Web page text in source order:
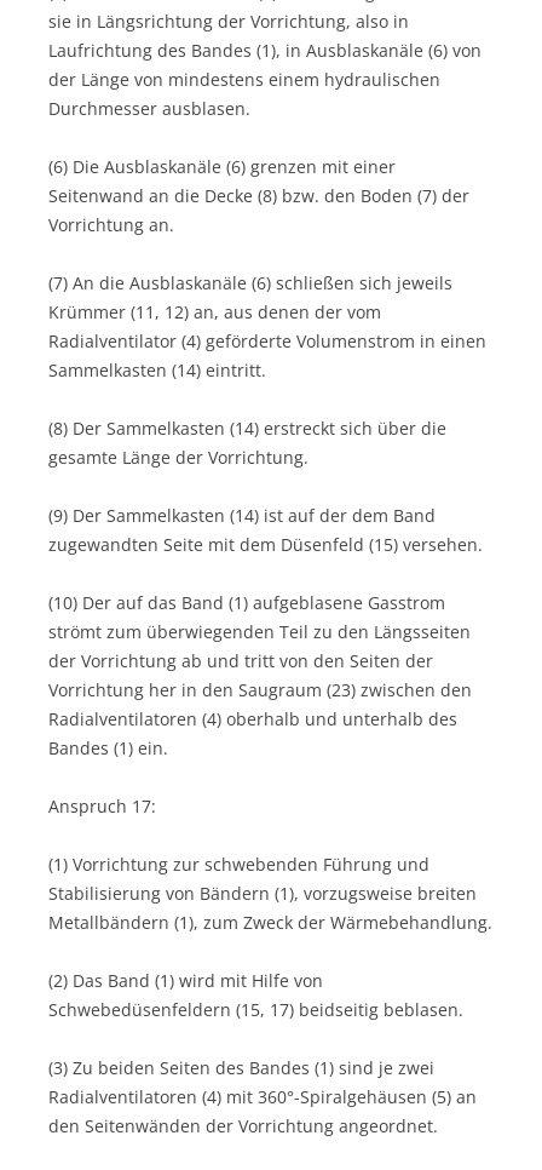
sie in Längsrichtung der Vorrichtung, also in
Laufrichtung des Bandes (1), in Ausblaskanäle (6) von
der Länge von mindestens einem hydraulischen
Durchmesser ausblasen.
(6) Die Ausblaskanäle (6) grenzen mit einer
Seitenwand an die Decke (8) bzw. den Boden (7) der
Vorrichtung an.
(7) An die Ausblaskanäle (6) schließen sich jeweils
Krümmer (11, 12) an, aus denen der vom
Radialventilator (4) geförderte Volumenstrom in einen
Sammelkasten (14) eintritt.
(8) Der Sammelkasten (14) erstreckt sich über die
gesamte Länge der Vorrichtung.
(9) Der Sammelkasten (14) ist auf der dem Band
zugewandten Seite mit dem Düsenfeld (15) versehen.
(10) Der auf das Band (1) aufgeblasene Gasstrom
strömt zum überwiegenden Teil zu den Längsseiten
der Vorrichtung ab und tritt von den Seiten der
Vorrichtung her in den Saugraum (23) zwischen den
Radialventilatoren (4) oberhalb und unterhalb des
Bandes (1) ein.
Anspruch 17:
(1) Vorrichtung zur schwebenden Führung und
Stabilisierung von Bändern (1), vorzugsweise breiten
Metallbändern (1), zum Zweck der Wärmebehandlung.
(2) Das Band (1) wird mit Hilfe von
Schwebedüsenfeldern (15, 17) beidseitig beblasen.
(3) Zu beiden Seiten des Bandes (1) sind je zwei
Radialventilatoren (4) mit 360°-Spiralgehäusen (5) an
den Seitenwänden der Vorrichtung angeordnet.